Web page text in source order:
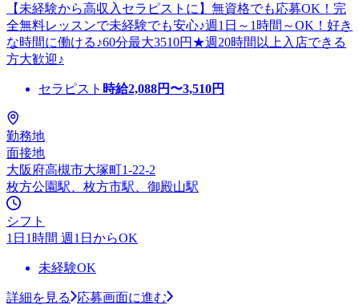
【未経験から高収入セラピストに】無資格でも応募OK！完
全無料レッスンで未経験でも安心♪週1日～1時間～OK！好き
な時間に働ける♪60分最大3510円★週20時間以上入店できる
方大歓迎♪
セラピスト 時給2,088円〜3,510円
勤務地
面接地
大阪府高槻市大塚町1-22-2
枚方公園駅、枚方市駅、御殿山駅
シフト
1日1時間 週1日からOK
未経験OK
詳細を見る
応募画面に進む